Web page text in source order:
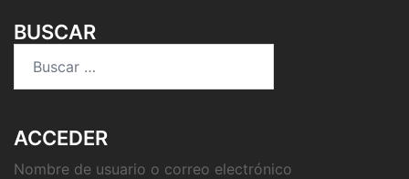
BUSCAR
ACCEDER
Nombre de usuario o correo electrónico